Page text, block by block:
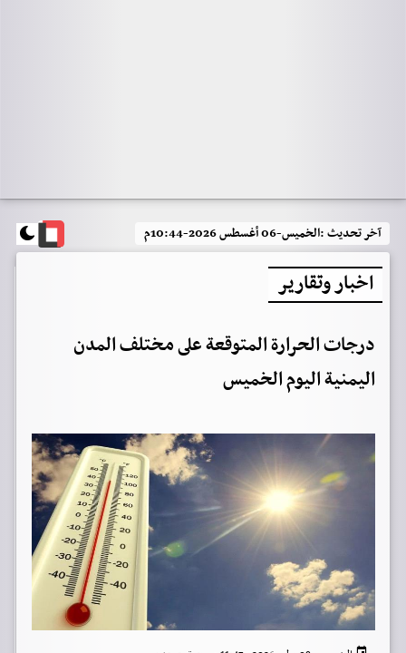
آخر تحديث :الخميس-06 أغسطس 2026-10:44م
اخبار وتقارير
درجات الحرارة المتوقعة على مختلف المدن
اليمنية اليوم الخميس